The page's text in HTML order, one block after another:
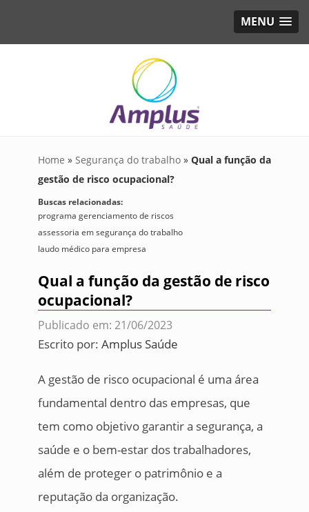
MENU
Home » Segurança do trabalho » Qual a função da
gestão de risco ocupacional?
Buscas relacionadas:
programa gerenciamento de riscos
assessoria em segurança do trabalho
laudo médico para empresa
Qual a função da gestão de risco
ocupacional?
Publicado em: 21/06/2023
Escrito por: Amplus Saúde
A gestão de risco ocupacional é uma área
fundamental dentro das empresas, que
tem como objetivo garantir a segurança, a
saúde e o bem-estar dos trabalhadores,
além de proteger o patrimônio e a
reputação da organização.